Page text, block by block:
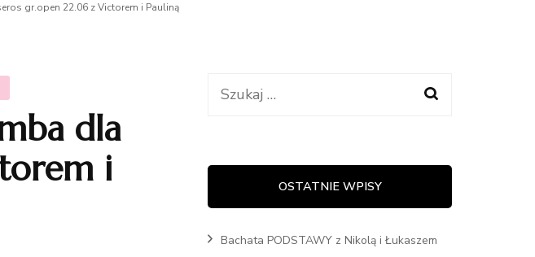
Pierwszy taniec
Taniec towarzyski
Lajla
Oliwia
Marcin
gr.open 22.06 z Victorem i Pauliną
dla
i
Szukaj:
OSTATNIE WPISY
Bachata PODSTAWY z Nikolą i Łukaszem